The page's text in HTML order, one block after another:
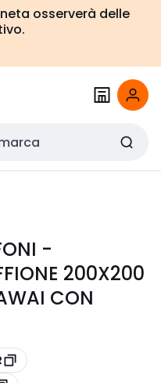
osserverà delle
-
200X200
CON